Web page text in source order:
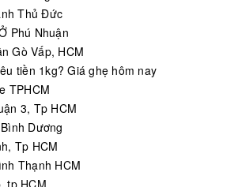
Thủ Đức
Phú Nhuận
Gò Vấp, HCM
tiền 1kg? Giá ghẹ hôm nay
TPHCM
3, Tp HCM
Dương
Tp HCM
Thạnh HCM
tp HCM